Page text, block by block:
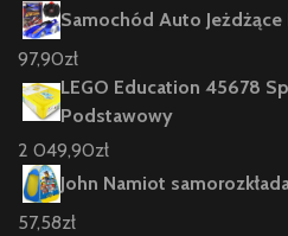
Samochód Auto
97,90zł
LEGO Education 45678
Podstawowy
2 049,90zł
John Namiot
57,58zł